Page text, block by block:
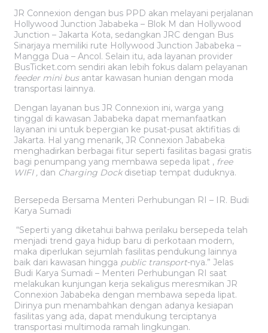
JR Connexion dengan bus PPD akan melayani perjalanan
Hollywood Junction Jababeka – Blok M dan Hollywood
Junction – Jakarta Kota, sedangkan JRC dengan Bus
Sinarjaya memiliki rute Hollywood Junction Jababeka –
Mangga Dua – Ancol. Selain itu, ada layanan provider
BusTicket.com sendiri akan lebih fokus dalam pelayanan
feeder mini busantar kawasan hunian dengan moda
transportasi lainnya.
Dengan layanan bus JR Connexion ini, warga yang
tinggal di kawasan Jababeka dapat memanfaatkan
layanan ini untuk bepergian ke pusat-pusat aktifitias di
Jakarta. Hal yang menarik, JR Connexion Jababeka
menghadirkan berbagai fitur seperti fasilitas bagasi gratis
bagi penumpang yang membawa sepeda lipat , free
WIFI , dan Charging Dockdisetiap tempat duduknya.
Bersepeda Bersama Menteri Perhubungan RI – IR. Budi
Karya Sumadi
“Seperti yang diketahui bahwa perilaku bersepeda telah
menjadi trend gaya hidup baru di perkotaan modern,
maka diperlukan sejumlah fasilitas pendukung lainnya
baik dari kawasan hingga public transport-nya.” Jelas
Budi Karya Sumadi – Menteri Perhubungan RI saat
melakukan kunjungan kerja sekaligus meresmikan JR
Connexion Jababeka dengan membawa sepeda lipat.
Dirinya pun menambahkan dengan adanya kesiapan
fasilitas yang ada, dapat mendukung terciptanya
transportasi multimoda ramah lingkungan.